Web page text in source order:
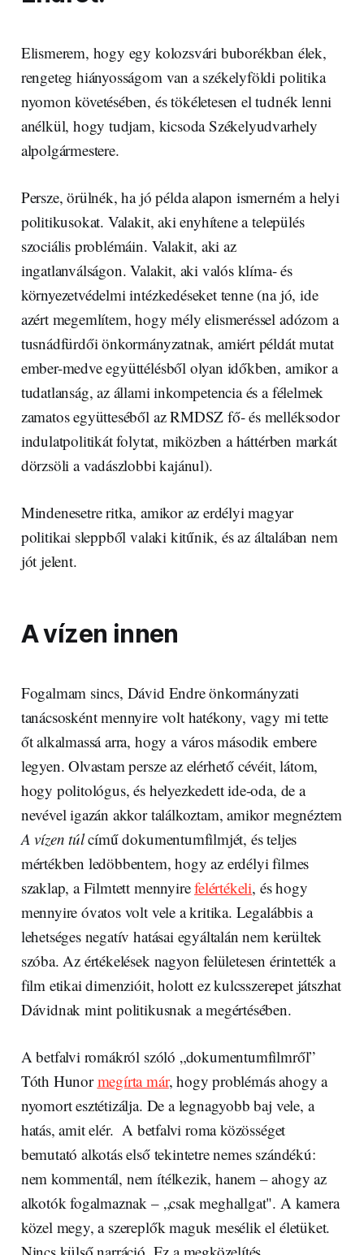
Elismerem, hogy egy kolozsvári buborékban élek,
rengeteg hiányosságom van a székelyföldi politika
nyomon követésében, és tökéletesen el tudnék lenni
anélkül, hogy tudjam, kicsoda Székelyudvarhely
alpolgármestere.
Persze, örülnék, ha jó példa alapon ismerném a helyi
politikusokat. Valakit, aki enyhítene a település
szociális problémáin. Valakit, aki az
ingatlanválságon. Valakit, aki valós klíma- és
környezetvédelmi intézkedéseket tenne (na jó, ide
azért megemlítem, hogy mély elismeréssel adózom a
tusnádfürdői önkormányzatnak, amiért példát mutat
ember-medve együttélésből olyan időkben, amikor a
tudatlanság, az állami inkompetencia és a félelmek
zamatos együtteséből az RMDSZ fő- és melléksodor
indulatpolitikát folytat, miközben a háttérben markát
dörzsöli a vadászlobbi kajánul).
Mindenesetre ritka, amikor az erdélyi magyar
politikai sleppből valaki kitűnik, és az általában nem
jót jelent.
A vízen innen
Fogalmam sincs, Dávid Endre önkormányzati
tanácsosként mennyire volt hatékony, vagy mi tette
őt alkalmassá arra, hogy a város második embere
legyen. Olvastam persze az elérhető cévéit, látom,
hogy politológus, és helyezkedett ide-oda, de a
nevével igazán akkor találkoztam, amikor megnéztem
A vízen túlcímű dokumentumfilmjét, és teljes
mértékben ledöbbentem, hogy az erdélyi filmes
szaklap, a Filmtett mennyirefelértékeli, és hogy
mennyire óvatos volt vele a kritika. Legalábbis a
lehetséges negatív hatásai egyáltalán nem kerültek
szóba. Az értékelések nagyon felületesen érintették a
film etikai dimenzióit, holott ez kulcsszerepet játszhat
Dávidnak mint politikusnak a megértésében.
A betfalvi romákról szóló „dokumentumfilmről”
Tóth Hunormegírta már, hogy problémás ahogy a
nyomort esztétizálja. De a legnagyobb baj vele, a
hatás, amit elér. A betfalvi roma közösséget
bemutató alkotás első tekintetre nemes szándékú:
nem kommentál, nem ítélkezik, hanem – ahogy az
alkotók fogalmaznak – „csak meghallgat". A kamera
közel megy, a szereplők maguk mesélik el életüket.